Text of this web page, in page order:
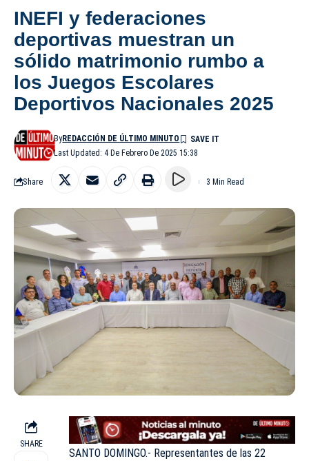
INEFI y federaciones
deportivas muestran un
sólido matrimonio rumbo a
los Juegos Escolares
Deportivos Nacionales 2025
Last Updated: 4 De Febrero De 2025 15:38
ByREDACCIÓN DE ÚLTIMO MINUTO
Share 3 Min Read
SHARE
SANTO DOMINGO.- Representantes de las 22